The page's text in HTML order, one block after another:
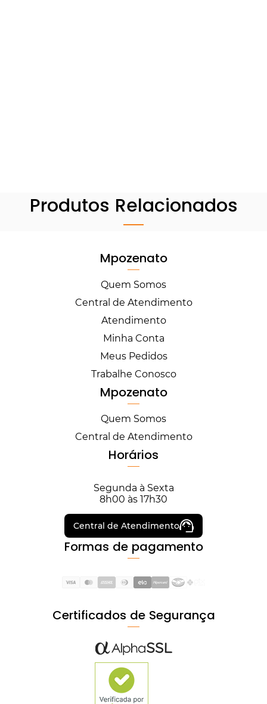
Produtos Relacionados
Mpozenato
Quem Somos
Central de Atendimento
Atendimento
Minha Conta
Meus Pedidos
Trabalhe Conosco
Mpozenato
Quem Somos
Central de Atendimento
Horários
Segunda à Sexta
8h00 às 17h30
Central de Atendimento
Formas de pagamento
Certificados de Segurança